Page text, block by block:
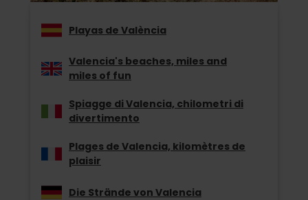
Playas de València
Valencia's beaches, miles and
miles of fun
Spiagge di Valencia, chilometri di
divertimento
Plages de Valencia, kilomètres de
plaisir
Die Strände von Valencia